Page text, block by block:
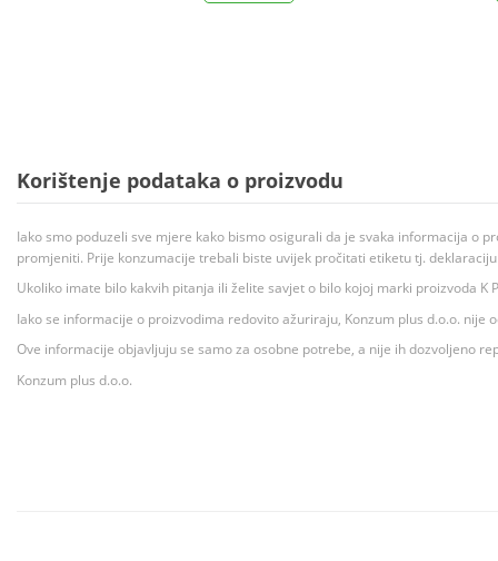
Korištenje podataka o proizvodu
Iako smo poduzeli sve mjere kako bismo osigurali da je svaka informacija o
promjeniti. Prije konzumacije trebali biste uvijek pročitati etiketu tj.
Ukoliko imate bilo kakvih pitanja ili želite savjet o bilo kojoj marki proizvoda
Iako se informacije o proizvodima redovito ažuriraju, Konzum plus d.o.o.
Ove informacije objavljuju se samo za osobne potrebe, a nije ih dozvoljeno
Konzum plus d.o.o.